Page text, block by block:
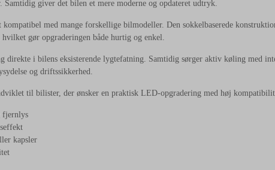
Samtidig giver det bilen et mere moderne og opdateret udtryk.
kompatibel med mange forskellige bilmodeller. Den sokkelbaserede
hvilket gør opgraderingen både hurtig og enkel.
direkte i bilens eksisterende lygtefatning. Samtidig sørger aktiv køling med
og driftssikkerhed.
til bilister, der ønsker en praktisk LED-opgradering med høj
fjernlys
kapsler